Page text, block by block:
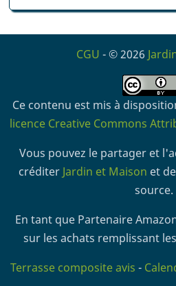
CGU - © 2026
Ce contenu est mis à
licence Creative Commons
Vous pouvez le partager et
créditer Jardin et Maison et
source.
En tant que Partenaire
sur les achats remplissant
Terrasse composite avis -